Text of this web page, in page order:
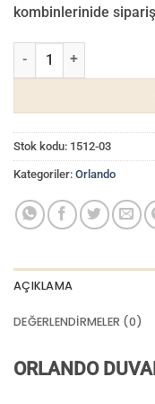
kombinlerinide
Orlando Duvar Kağıdı
Stok kodu: 1512-03
Kategoriler: Orlando
AÇIKLAMA
DEĞERLENDIRMELER (0)
ORLANDO